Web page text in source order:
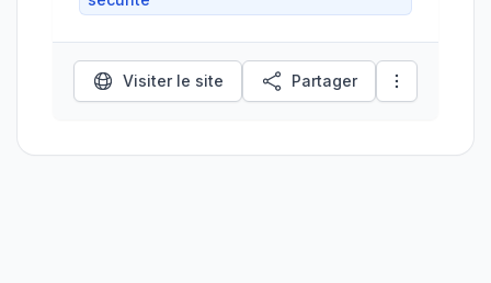
Visiter le site Partager